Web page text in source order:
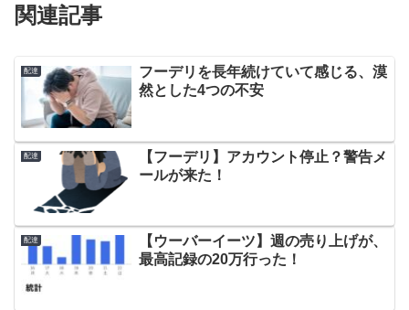
関連記事
配達
フーデリを長年続けていて感じる、漠
然とした4つの不安
配達
【フーデリ】アカウント停止？警告メ
ールが来た！
配達
【ウーバーイーツ】週の売り上げが、
最高記録の20万行った！